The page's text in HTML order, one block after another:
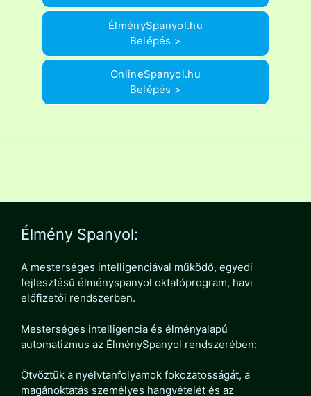
ÉlménySpanyol.hu
Belépés >
OnlineSpanyol.hu
Belépés >
Élmény Spanyol:
A mesterséges intelligenciával működő, egyedi
fejlesztésű élményspanyol oktatóprogram, havi
előfizetői rendszerben.
Mesterséges intelligencia és élményalapú
automatizmus az ÉlménySpanyol rendszerében:
Ötvöztük a nyelvtanfolyamok fokozatosságát, a
magánoktatás személyes hangvételét és az